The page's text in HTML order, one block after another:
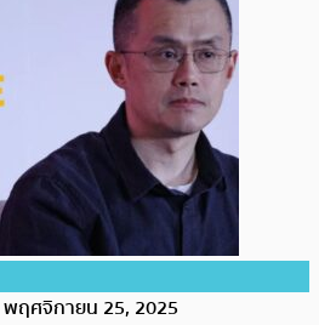
พฤศจิกายน 25, 2025